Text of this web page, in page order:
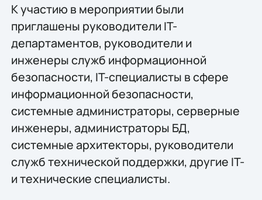
К участию в мероприятии были
приглашены руководители IT-
департаментов, руководители и
инженеры служб информационной
безопасности, IT-специалисты в сфере
информационной безопасности,
системные администраторы, серверные
инженеры, администраторы БД,
системные архитекторы, руководители
служб технической поддержки, другие IT-
и технические специалисты.